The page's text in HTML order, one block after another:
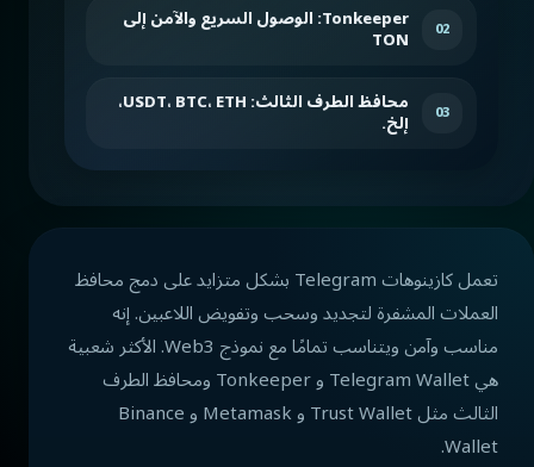
02 Tonkeeper: الوصول السريع والآمن إلى
TON
03 محافظ الطرف الثالث: USDT، BTC، ETH،
إلخ.
تعمل كازينوهات Telegram بشكل متزايد على دمج محافظ
العملات المشفرة لتجديد وسحب وتفويض اللاعبين. إنه
مناسب وآمن ويتناسب تمامًا مع نموذج Web3. الأكثر شعبية
هي Telegram Wallet و Tonkeeper ومحافظ الطرف
الثالث مثل Trust Wallet و Metamask و Binance
Wallet.